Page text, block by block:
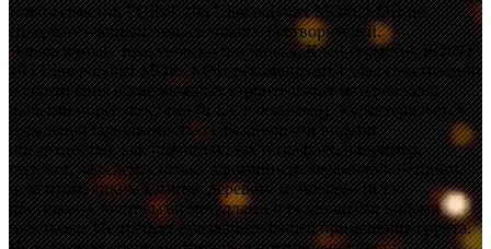
Клей-герметик POINT 103 Ultra polymer МОРСКОЙ не
содержит изоцианатов, силикона, растворителей.
Экологичный, практически без запаха. Клей-герметик POINT
103 Ultra polymer МОРСКОЙ рекомендуется для герметизации
и склеивания всевозможных строительных материалов с
любыми поверхностями (в т.ч. влажными). Характеризуется
идеальной сцепляемостью с различными видами
поверхностей, как пористых, так и гладких, например,
стеклом, кафелем, сталью, алюминием, керамикой, бетоном,
цементом, диким камнем, деревом, металлами (в т.ч.
цветными), листовыми металлами и различными видами
пластмасс. Не требует предварительного применения грунта.